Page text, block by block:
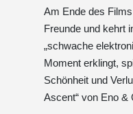
Am Ende des
Freunde und kehrt
„schwache
Moment erklingt,
Schönheit und
Ascent“ von Eno &